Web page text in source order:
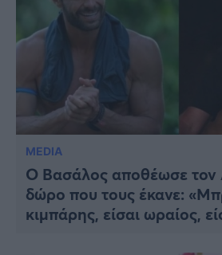
MEDIA
Ο Βασάλος αποθέωσε τον
δώρο που τους έκανε:
κιμπάρης, είσαι ωραίος,